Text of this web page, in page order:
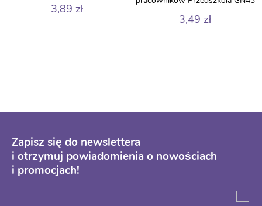
3,89 zł
3,49 zł
Zapisz się do newslettera
i otrzymuj powiadomienia o nowościach
i promocjach!